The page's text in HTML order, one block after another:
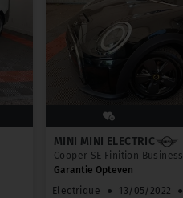
MINI MINI ELECTRIC
Cooper SE Finition
Garantie Opteven
Electrique
● 13/05/2022 ●